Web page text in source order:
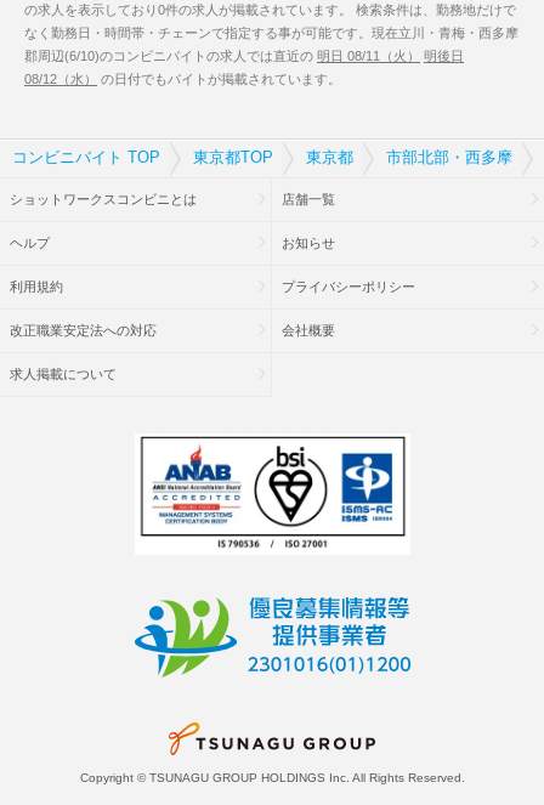
の求人を表示しており0件の求人が掲載されています。 検索条件は、勤務地だけで
なく勤務日・時間帯・チェーンで指定する事が可能です。現在立川・青梅・西多摩
郡周辺(6/10)のコンビニバイトの求人では直近の 明日 08/11（火）
明後日
08/12（水）
の日付でもバイトが掲載されています。
コンビニバイト TOP 東京都TOP 東京都 市部北部・西多摩
ショットワークスコンビニとは 店舗一覧
ヘルプ お知らせ
利用規約 プライバシーポリシー
改正職業安定法への対応 会社概要
求人掲載について
Copyright © TSUNAGU GROUP HOLDINGS Inc. All Rights Reserved.